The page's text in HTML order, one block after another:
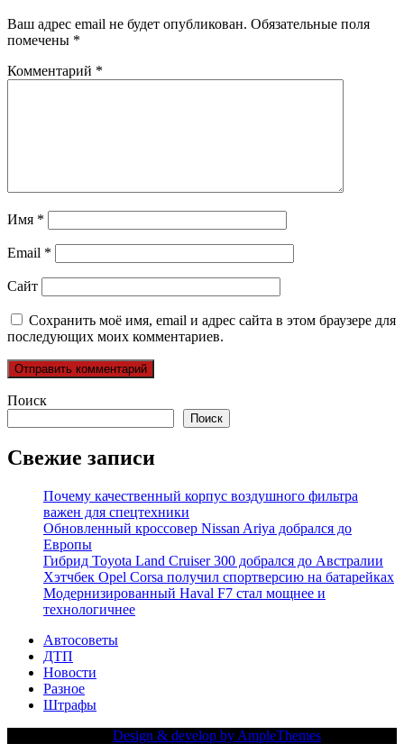
Ваш адрес email не будет опубликован. Обязательные поля
помечены *
Комментарий *
Имя *
Email *
Сайт
Сохранить моё имя, email и адрес сайта в этом браузере для
последующих моих комментариев.
Поиск
Поиск
Свежие записи
Почему качественный корпус воздушного фильтра
важен для спецтехники
Обновленный кроссовер Nissan Ariya добрался до
Европы
Гибрид Toyota Land Cruiser 300 добрался до Австралии
Хэтчбек Opel Corsa получил спортверсию на батарейках
Модернизированный Haval F7 стал мощнее и
технологичнее
Автосоветы
ДТП
Новости
Разное
Штрафы
Design & develop by AmpleThemes